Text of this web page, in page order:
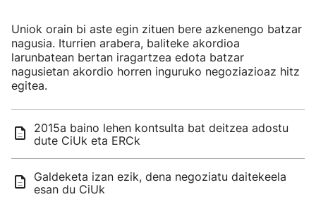
Uniok orain bi aste egin zituen bere azkenengo batzar
nagusia. Iturrien arabera, baliteke akordioa
larunbatean bertan iragartzea edota batzar
nagusietan akordio horren inguruko negoziazioaz hitz
egitea.
2015a baino lehen kontsulta bat deitzea adostu
dute CiUk eta ERCk
Galdeketa izan ezik, dena negoziatu daitekeela
esan du CiUk